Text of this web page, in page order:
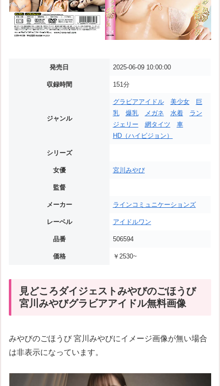
発売日 2025-06-09 10:00:00
収録時間 151分
ジャンル
グラビアアイドル 美少女
巨
乳
爆乳 メガネ 水着
ラン
ジェリー
網タイツ
車
HD（ハイビジョン）
シリーズ
女優 宮川みやび
監督
メーカー ラインコミュニケーションズ
レーベル アイドルワン
品番 506594
価格 ￥2530~
見どころダイジェストみやびのごほうび
宮川みやびグラビアアイドル無料画像
みやびのごほうび 宮川みやびにイメージ画像が無い場合
は非表示になっています。